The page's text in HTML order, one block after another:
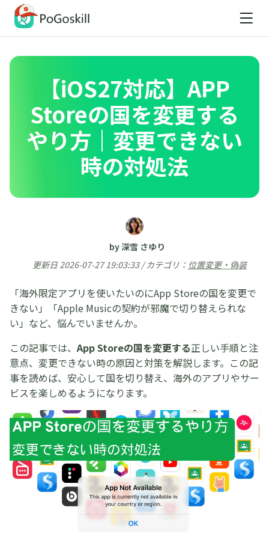
【iOS27対応】APP
Storeの国を変更する
やり方｜変更できない
時の対処法
by 深雪 さゆり
更新日 2026-07-27 19:03:33 / カテゴリ： 位置変更・偽装
「海外限定アプリを使いたいのにApp Storeの国を変更で
きない」「Apple Musicの契約が邪魔で切り替えられな
い」など、悩んでいませんか。
この記事では、App Storeの国を変更する正しい手順と注
意点、変更できない時の原因と対策を解説します。この記
事を読めば、安心して国を切り替え、海外のアプリやサー
ビスを楽しめるようになります。